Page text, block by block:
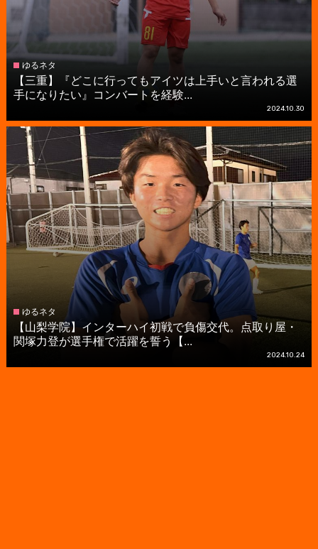
ゆるネタ
【三重】『どこに行ってもアイツは上手いと言われる選
手になりたい』コンバートを経験...
2024.10.30
ゆるネタ
【山梨学院】インターハイ初戦で負傷交代。点取り屋・
関塚力登が選手権で活躍を誓う【...
2024.10.24